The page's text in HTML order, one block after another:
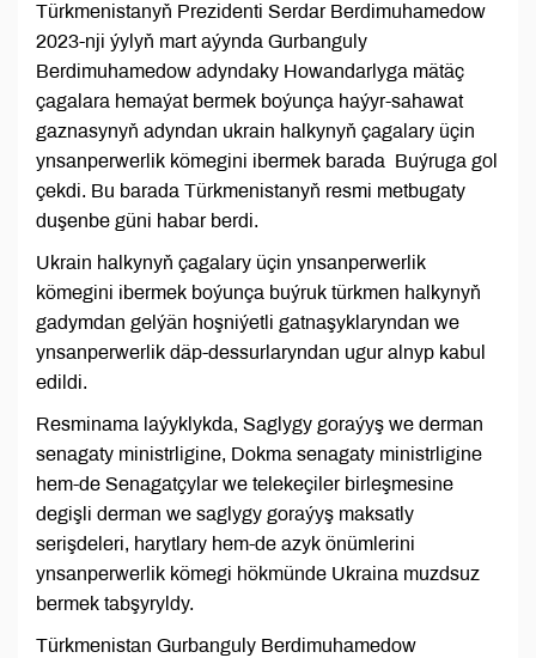
Türkmenistanyň Prezidenti Serdar Berdimuhamedow
2023-nji ýylyň mart aýynda Gurbanguly
Berdimuhamedow adyndaky Howandarlyga mätäç
çagalara hemaýat bermek boýunça haýyr-sahawat
gaznasynyň adyndan ukrain halkynyň çagalary üçin
ynsanperwerlik kömegini ibermek barada Buýruga gol
çekdi. Bu barada Türkmenistanyň resmi metbugaty
duşenbe güni habar berdi.
Ukrain halkynyň çagalary üçin ynsanperwerlik
kömegini ibermek boýunça buýruk türkmen halkynyň
gadymdan gelýän hoşniýetli gatnaşyklaryndan we
ynsanperwerlik däp-dessurlaryndan ugur alnyp kabul
edildi.
Resminama laýyklykda, Saglygy goraýyş we derman
senagaty ministrligine, Dokma senagaty ministrligine
hem-de Senagatçylar we telekeçiler birleşmesine
degişli derman we saglygy goraýyş maksatly
serişdeleri, harytlary hem-de azyk önümlerini
ynsanperwerlik kömegi hökmünde Ukraina muzdsuz
bermek tabşyryldy.
Türkmenistan Gurbanguly Berdimuhamedow